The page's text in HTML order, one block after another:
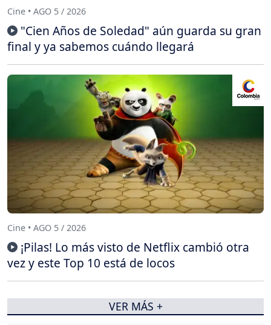
Cine • AGO 5 / 2026
"Cien Años de Soledad" aún guarda su gran
final y ya sabemos cuándo llegará
Cine • AGO 5 / 2026
¡Pilas! Lo más visto de Netflix cambió otra
vez y este Top 10 está de locos
VER MÁS +